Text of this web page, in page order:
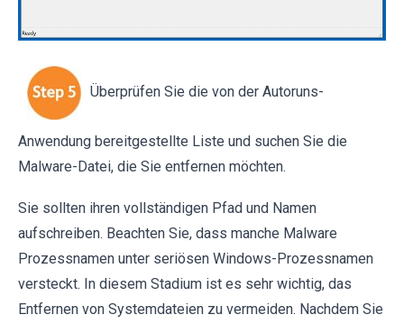
Überprüfen Sie die von der Autoruns-
Anwendung bereitgestellte Liste und suchen Sie die
Malware-Datei, die Sie entfernen möchten.
Sie sollten ihren vollständigen Pfad und Namen
aufschreiben. Beachten Sie, dass manche Malware
Prozessnamen unter seriösen Windows-Prozessnamen
versteckt. In diesem Stadium ist es sehr wichtig, das
Entfernen von Systemdateien zu vermeiden. Nachdem Sie